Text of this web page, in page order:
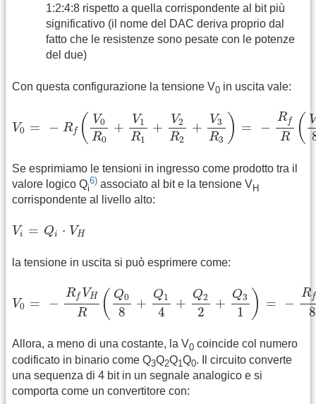
1:2:4:8 rispetto a quella corrispondente al bit più
significativo (il nome del DAC deriva proprio dal
fatto che le resistenze sono pesate con le potenze
del due)
Con questa configurazione la tensione V0 in uscita vale:
V0 = − Rf ( V0
R0
+
V1
R1
+
V2
R2
+
V3
R3 ) = −
Rf
R ( V
0 +V 1+ 2+ R3 = 08 V1
Se esprimiamo le tensioni in ingresso come prodotto tra il
valore logico Qi
6) associato al bit e la tensione VH
corrispondente al livello alto:
Vi = Qi ⋅ VH
Vi ⋅V
la tensione in uscita si può esprimere come:
V0 = −
Rf VH
R ( Q0
8
+
Q1
4
+
Q2
2
+
Q3
1 ) = −
Rf
8
HR(Q 8 +Q Q Q3 Rf VH Q3
Allora, a meno di una costante, la V0 coincide col numero
codificato in binario come Q3Q2Q1 Q0. Il circuito converte
una sequenza di 4 bit in un segnale analogico e si
comporta come un convertitore con: